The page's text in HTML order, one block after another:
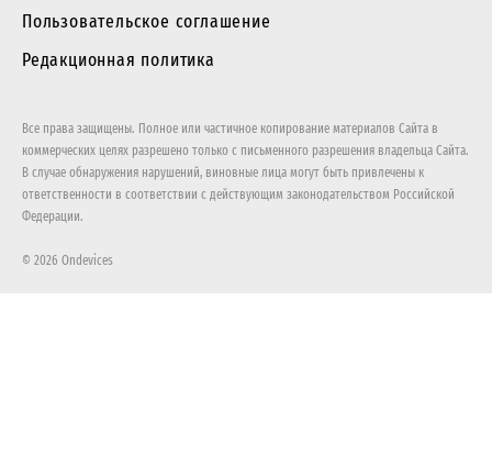
Пользовательское соглашение
Редакционная политика
Все права защищены. Полное или частичное копирование материалов Сайта в
коммерческих целях разрешено только с письменного разрешения владельца Сайта.
В случае обнаружения нарушений, виновные лица могут быть привлечены к
ответственности в соответствии с действующим законодательством Российской
Федерации.
© 2026 Ondevices